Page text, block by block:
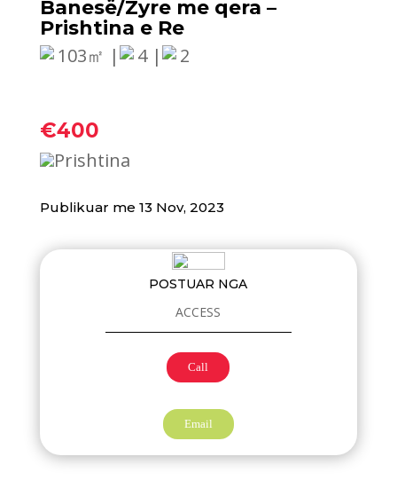
Banesë/Zyre me qera –
Prishtina e Re
103㎡ |
4 | 2
€400
Prishtina
Publikuar me 13 Nov, 2023
POSTUAR NGA
ACCESS
Call
Email